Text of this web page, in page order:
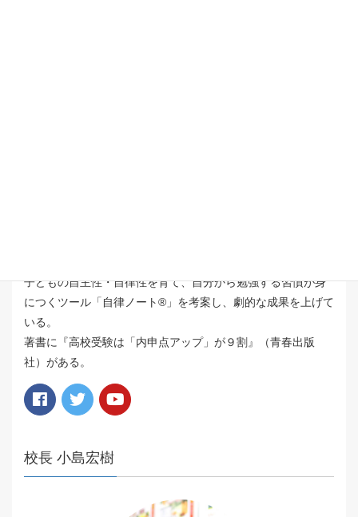
子どもの自主性・自律性を育て、自分から勉強する習慣が身
につくツール「自律ノート®️」を考案し、劇的な成果を上げて
いる。
著書に『高校受験は「内申点アップ」が９割』（青春出版
社）がある。
校長 小島宏樹